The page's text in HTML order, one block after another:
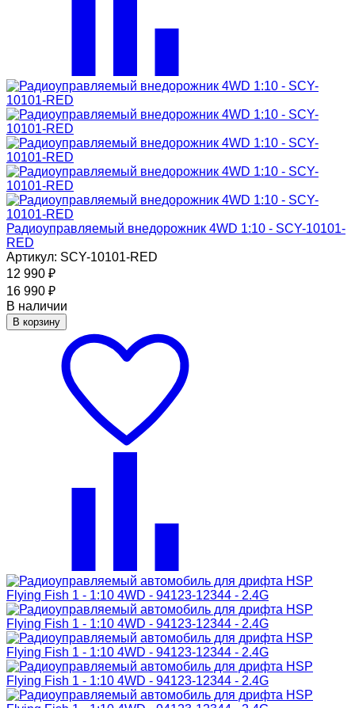
Радиоуправляемый внедорожник 4WD 1:10 - SCY-10101-
RED
Артикул: SCY-10101-RED
12 990 ₽
16 990 ₽
В наличии
В корзину